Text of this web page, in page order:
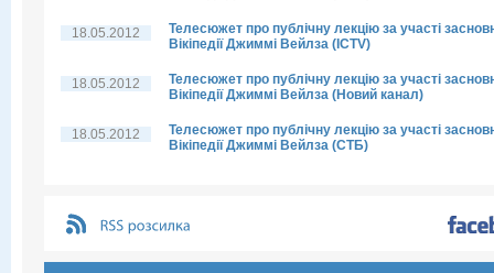
18.05.2012
Телесюжет про публічну лекцію за участі
Вікіпедії Джиммі Вейлза (ICTV)
18.05.2012
Телесюжет про публічну лекцію за участі
Вікіпедії Джиммі Вейлза (Новий канал)
18.05.2012
Телесюжет про публічну лекцію за участі
Вікіпедії Джиммі Вейлза (СТБ)